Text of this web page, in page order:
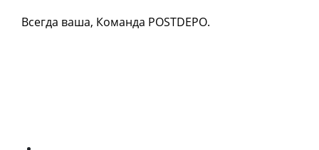
Всегда ваша, Команда POSTDEPO.